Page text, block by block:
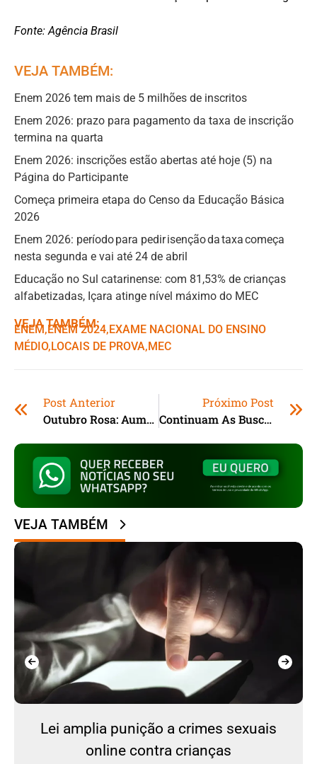
Fonte: Agência Brasil
VEJA TAMBÉM:
Enem 2026 tem mais de 5 milhões de inscritos
Enem 2026: prazo para pagamento da taxa de inscrição
termina na quarta
Enem 2026: inscrições estão abertas até hoje (5) na
Página do Participante
Começa primeira etapa do Censo da Educação Básica
2026
Enem 2026: período para pedir isenção da taxa começa
nesta segunda e vai até 24 de abril
Educação no Sul catarinense: com 81,53% de crianças
alfabetizadas, Içara atinge nível máximo do MEC
VEJA TAMBÉM:
ENEM,ㅤENEM 2024,ㅤEXAME NACIONAL DO ENSINO
MÉDIO,ㅤLOCAIS DE PROVA,ㅤMEC
Post Anterior
Outubro Rosa: Aumento Do Câncer De Mama Entre Mulheres Jovens Preocupa
Próximo Post
Continuam As Buscas Por Homem Que Desapareceu Na Praia Da Rosa (SC)
VEJA TAMBÉM
Lei amplia punição a crimes sexuais
online contra crianças